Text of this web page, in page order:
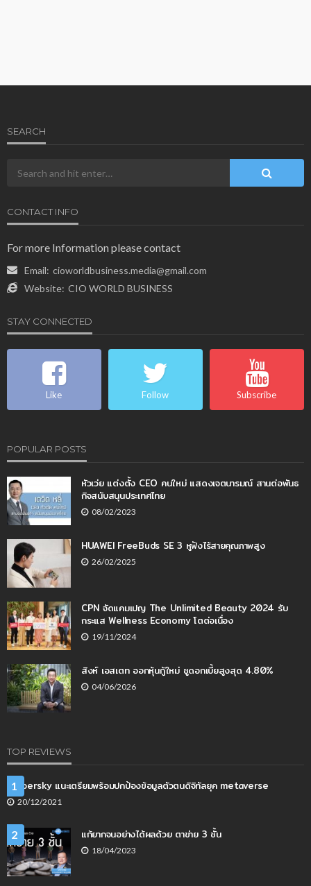
SEARCH
CONTACT INFO
For more Information please contact
Email: cioworldbusiness.media@gmail.com
Website: CIO WORLD BUSINESS
STAY CONNECTED
Like Follow Subscribe
POPULAR POSTS
หัวเว่ย แต่งตั้ง CEO คนใหม่ แสดงเจตนารมณ์ สานต่อพันธ
กิจสนับสนุนประเทศไทย
08/02/2023
HUAWEI FreeBuds SE 3 หูฟังไร้สายคุณภาพสูง
26/02/2025
CPN จัดแคมเปญ The Unlimited Beauty 2024 รับ
กระแส Wellness Economy โตต่อเนื่อง
19/11/2024
สิงห์ เอสเตท ออกหุ้นกู้ใหม่ ชูดอกเบี้ยสูงสุด 4.80%
04/06/2026
TOP REVIEWS
1
Kaspersky แนะเตรียมพร้อมปกป้องข้อมูลตัวตนดิจิทัลยุค metaverse
20/12/2021
2 แก้ยากจนอย่างได้ผลด้วย ตาข่าย 3 ชั้น
18/04/2023